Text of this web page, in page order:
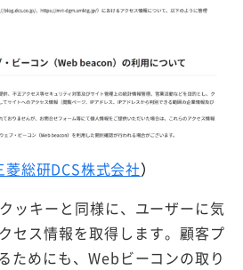
菱総研DCS株式会社）
ッキーと同様に、ユーザーに気
セス情報を取得します。顧客プ
ためにも、Webビーコンの取り